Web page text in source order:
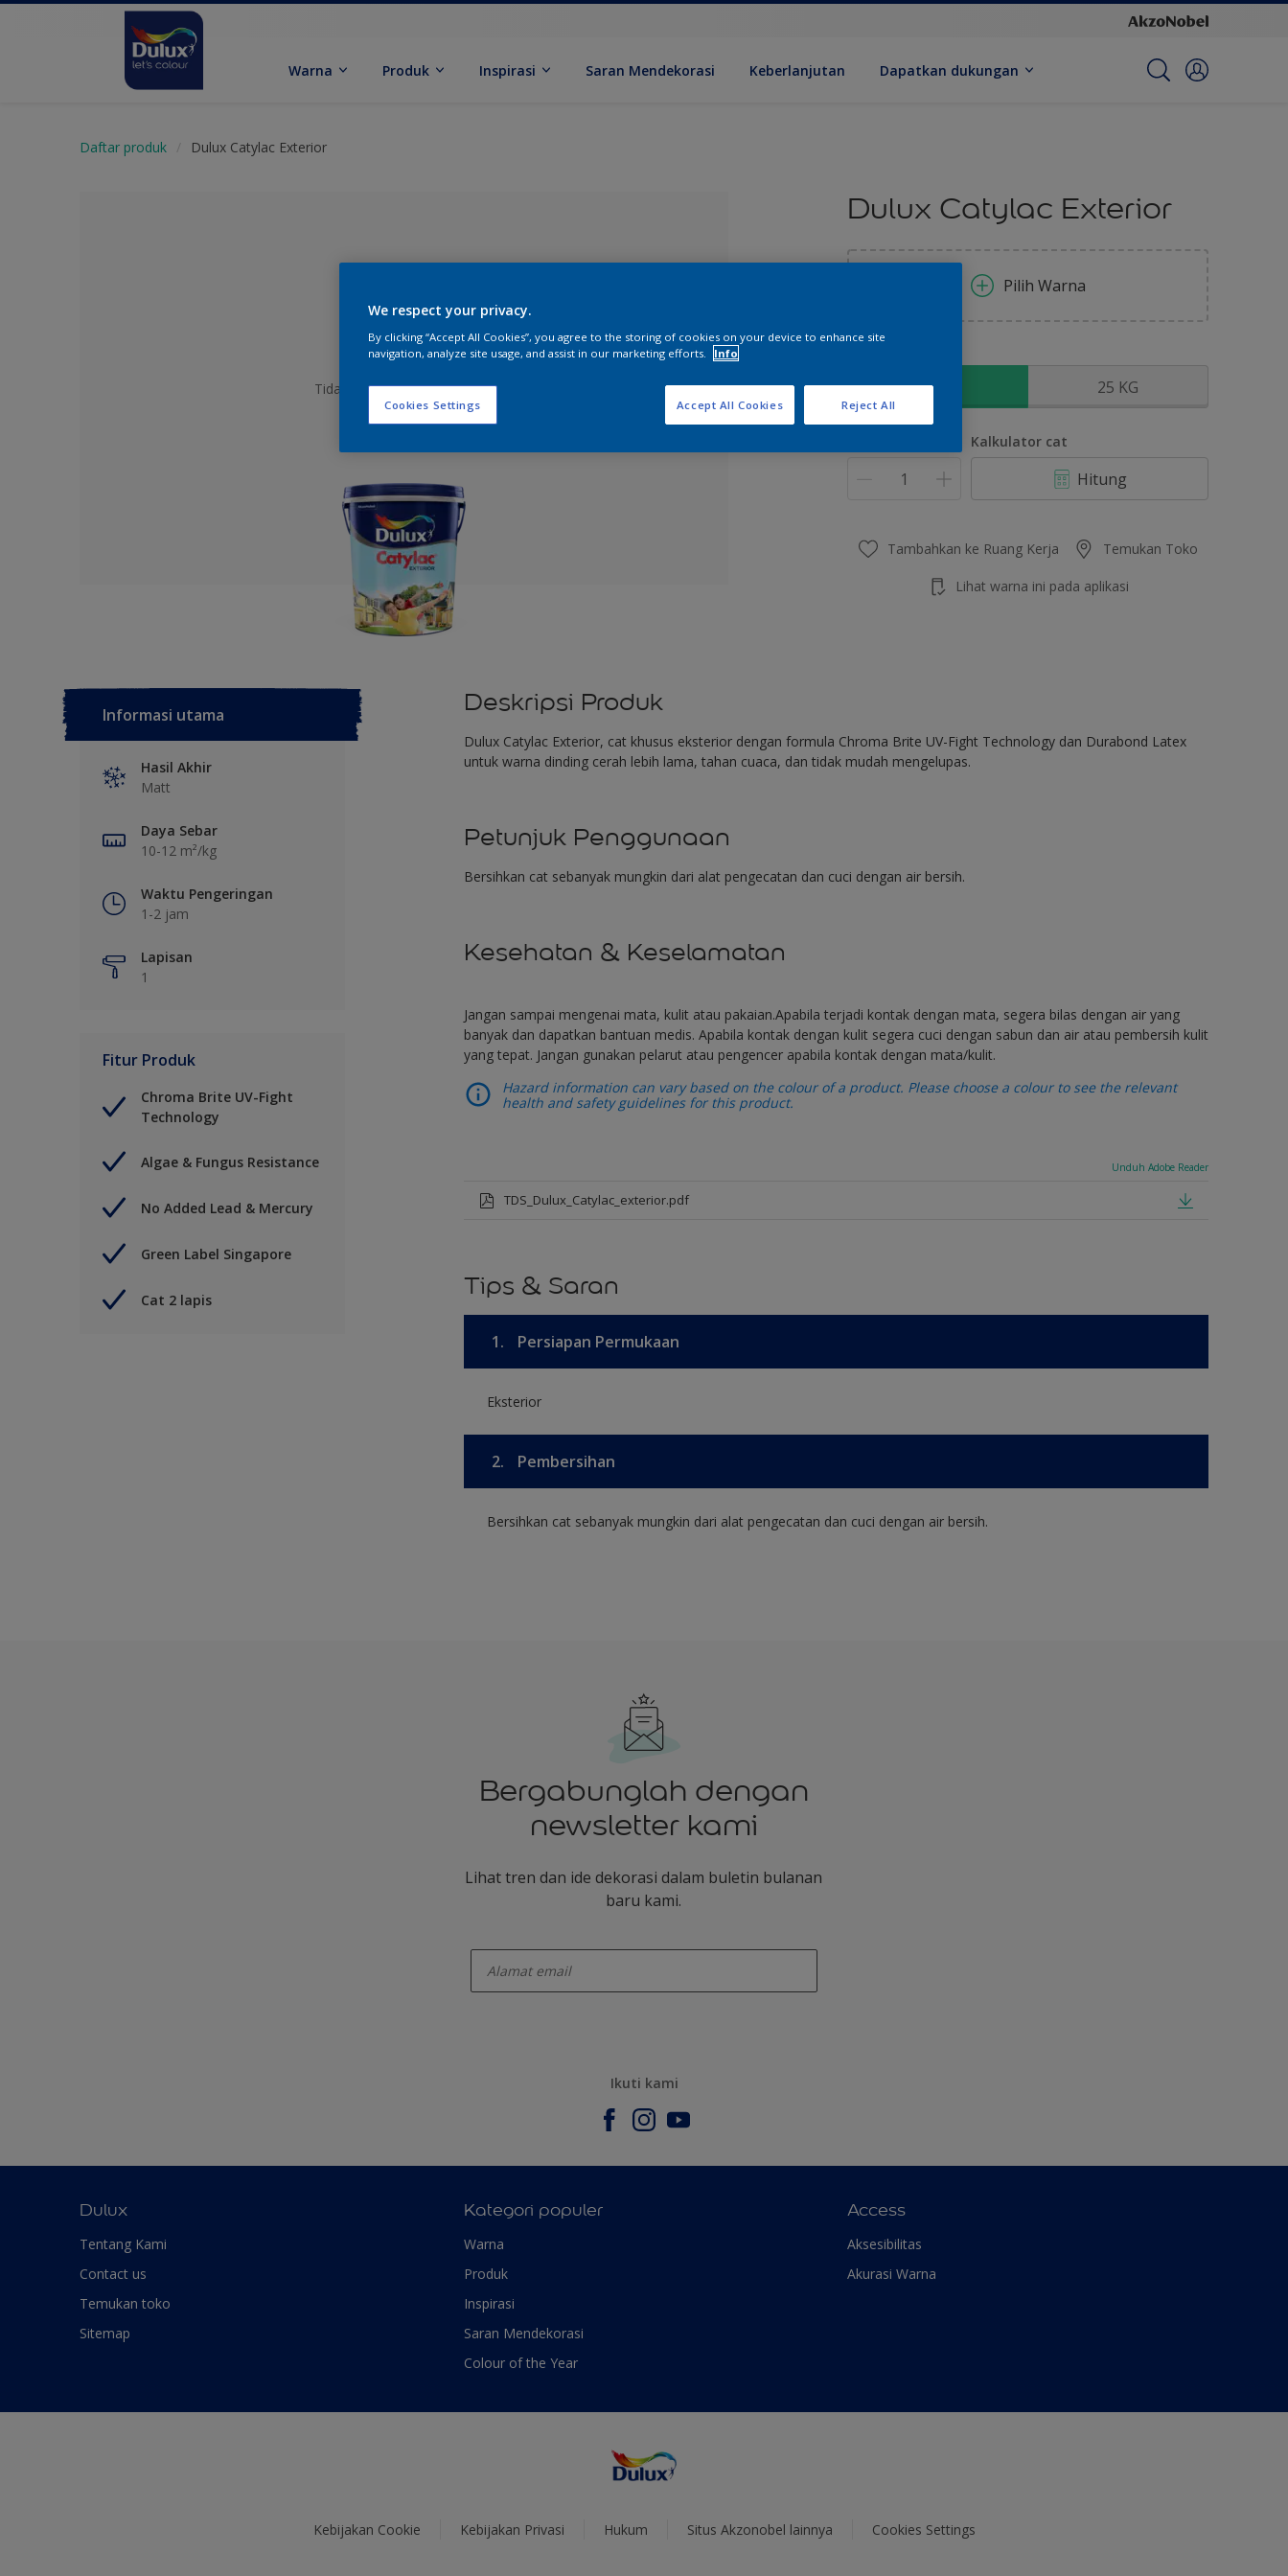
Warna Produk Inspirasi Saran Mendekorasi Keberlanjutan Dapatkan dukungan
Daftar produk Dulux Catylac Exterior
Tidak Ada Warna yang Dipilih
Dulux Catylac Exterior
Pilih Warna
5 KG 25 KG
Kalkulator cat
Hitung
Tambahkan ke Ruang Kerja Temukan Toko
Lihat warna ini pada aplikasi
Informasi utama
Hasil Akhir
Matt
Daya Sebar
10-12 m²/kg
Waktu Pengeringan
1-2 jam
Lapisan
1
Fitur Produk
Chroma Brite UV-Fight
Technology
Algae & Fungus Resistance
No Added Lead & Mercury
Green Label Singapore
Cat 2 lapis
Deskripsi Produk
Dulux Catylac Exterior, cat khusus eksterior dengan formula Chroma Brite UV-Fight Technology dan Durabond Latex
untuk warna dinding cerah lebih lama, tahan cuaca, dan tidak mudah mengelupas.
Petunjuk Penggunaan
Bersihkan cat sebanyak mungkin dari alat pengecatan dan cuci dengan air bersih.
Kesehatan & Keselamatan
Jangan sampai mengenai mata, kulit atau pakaian.Apabila terjadi kontak dengan mata, segera bilas dengan air yang
banyak dan dapatkan bantuan medis. Apabila kontak dengan kulit segera cuci dengan sabun dan air atau pembersih kulit
yang tepat. Jangan gunakan pelarut atau pengencer apabila kontak dengan mata/kulit.
Hazard information can vary based on the colour of a product. Please choose a colour to see the relevant
health and safety guidelines for this product.
Unduh Adobe Reader
TDS_Dulux_Catylac_exterior.pdf
Tips & Saran
1. Persiapan Permukaan
Eksterior
2. Pembersihan
Bersihkan cat sebanyak mungkin dari alat pengecatan dan cuci dengan air bersih.
Bergabunglah dengan
newsletter kami
Lihat tren dan ide dekorasi dalam buletin bulanan
baru kami.
Ikuti kami
Dulux
Tentang Kami
Contact us
Temukan toko
Sitemap
Kategori populer
Warna
Produk
Inspirasi
Saran Mendekorasi
Colour of the Year
Access
Aksesibilitas
Akurasi Warna
Kebijakan Cookie Kebijakan Privasi Hukum Situs Akzonobel lainnya Cookies Settings
We respect your privacy.
By clicking “Accept All Cookies”, you agree to the storing of cookies on your device to enhance site
navigation, analyze site usage, and assist in our marketing efforts.
Info
Cookies Settings Reject All
Accept All Cookies